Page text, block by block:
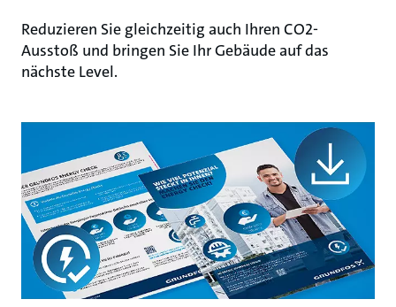
Reduzieren Sie gleichzeitig auch Ihren CO2-
Ausstoß und bringen Sie Ihr Gebäude auf das
nächste Level.